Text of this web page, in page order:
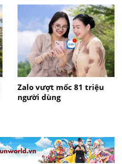
Zalo vượt mốc 81 triệu
người dùng